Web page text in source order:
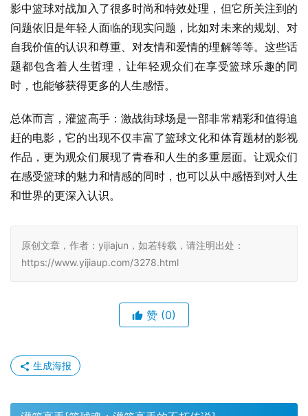
影中篮球对战加入了很多时尚和特效处理，但它所关注到的
问题依旧是年轻人面临的现实问题，比如对未来的规划、对
自我价值的认识和尊重、对友情和爱情的理解等等。这些话
题都包含着人生哲理，让年轻观众们在享受篮球乐趣的同
时，也能够获得更多的人生感悟。
总体而言，灌篮高手：激战街球场是一部非常精彩和值得追
赶的电影，它的出现不仅丰富了篮球文化和体育题材的影视
作品，更为观众们展现了青春和人生的多重层面。让观众们
在感受篮球的魅力和情感的同时，也可以从中感悟到对人生
和世界的更深入认识。
原创文章，作者：yijiajun，如若转载，请注明出处：
https://www.yijiaup.com/3278.html
赞 (0)
生成海报